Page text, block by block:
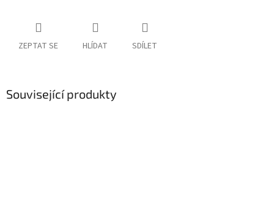
ZEPTAT SE HLÍDAT SDÍLET
Související produkty